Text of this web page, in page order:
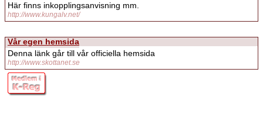
Här finns inkopplingsanvisning mm.
http://www.kungalv.net/
Vår egen hemsida
Denna länk går till vår officiella hemsida
http://www.skottanet.se